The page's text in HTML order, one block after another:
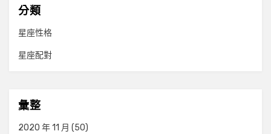
分類
星座性格
星座配對
彙整
2020 年 11 月 (50)